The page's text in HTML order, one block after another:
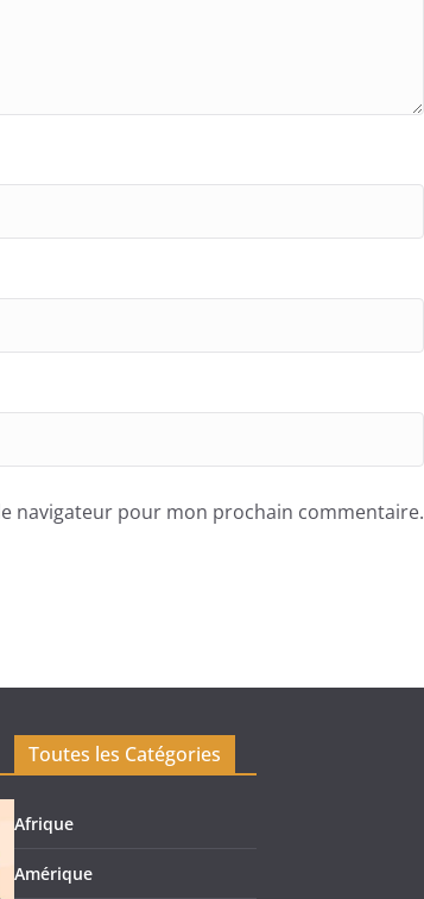
navigateur pour mon prochain commentaire.
Toutes les Catégories
Afrique
Amérique